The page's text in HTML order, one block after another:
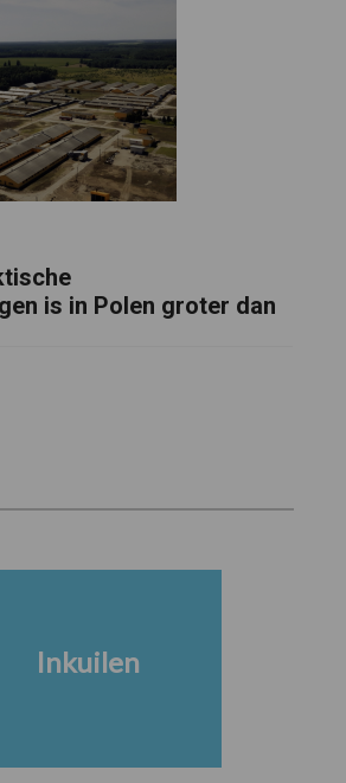
is in Polen groter dan
Inkuilen